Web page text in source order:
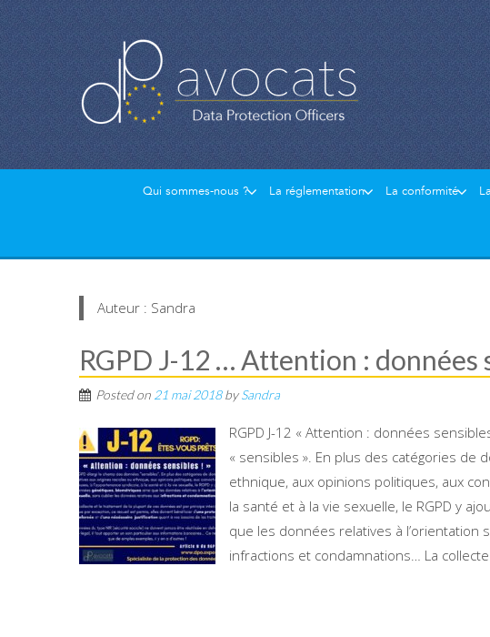
Qui sommes-nous ? La réglementation La conformité
Auteur : Sandra
RGPD J-12 … Attention : données
Posted on 21 mai 2018bySandra
RGPD J-12 « Attention : données
« sensibles ». En plus des catégories de
ethnique, aux opinions politiques, aux
la santé et à la vie sexuelle, le RGPD y
que les données relatives à l’orientation
infractions et condamnations… La